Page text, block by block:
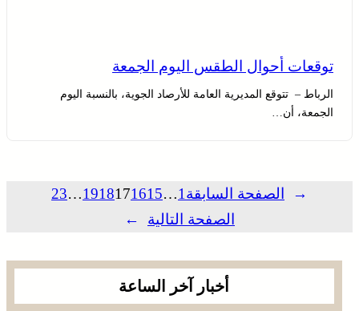
توقعات أحوال الطقس اليوم الجمعة
الرباط – تتوقع المديرية العامة للأرصاد الجوية، بالنسبة اليوم
الجمعة، أن…
← الصفحة السابقة1
…
15
16
17
18
19
…
23
الصفحة التالية
→
أخبار آخر الساعة